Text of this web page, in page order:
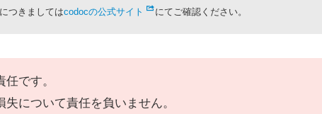
つきましてはcodocの公式サイト にてご確認ください。
です。
について責任を負いません。